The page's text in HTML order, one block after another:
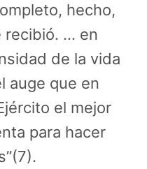
hecho,
recibió. … en
de la vida
auge que en
el mejor
para hacer